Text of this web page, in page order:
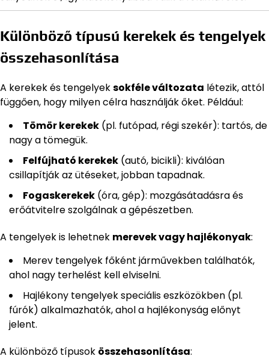
Különböző típusú kerekek és tengelyek
összehasonlítása
A kerekek és tengelyeksokféle változata létezik, attól
függően, hogy milyen célra használják őket. Például:
Tömör kerekek (pl. futópad, régi szekér): tartós, de
nagy a tömegük.
Felfújható kerekek (autó, bicikli): kiválóan
csillapítják az ütéseket, jobban tapadnak.
Fogaskerekek (óra, gép): mozgásátadásra és
erőátvitelre szolgálnak a gépészetben.
A tengelyek is lehetnek merevek vagy hajlékonyak:
Merev tengelyek főként járművekben találhatók,
ahol nagy terhelést kell elviselni.
Hajlékony tengelyek speciális eszközökben (pl.
fúrók) alkalmazhatók, ahol a hajlékonyság előnyt
jelent.
A különböző típusok összehasonlítása: